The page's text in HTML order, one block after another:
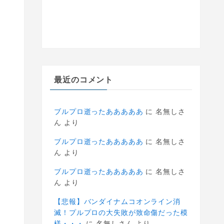
最近のコメント
ブルプロ逝ったあああああ に名無しさ
ん より
ブルプロ逝ったあああああ に名無しさ
ん より
ブルプロ逝ったあああああ に名無しさ
ん より
【悲報】バンダイナムコオンライン消
滅！プルプロの大失敗が致命傷だった模